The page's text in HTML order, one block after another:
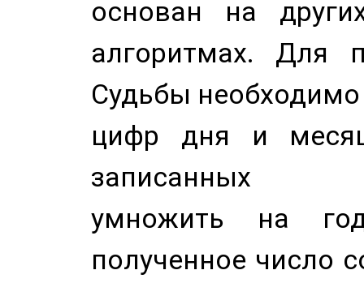
основан на
алгоритмах. Для
Судьбы
цифр дня и
записанных
умножить на
полученное число